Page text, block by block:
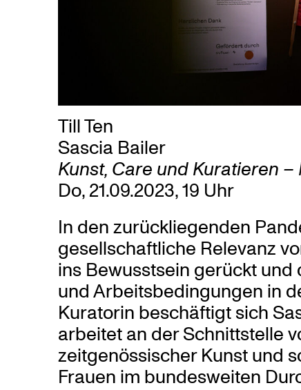
Till Ten
Sascia Bailer
Kunst, Care und Kuratieren
Do, 21.09.2023, 19 Uhr
In den zurückliegenden
gesellschaftliche Relevanz
ins Bewusstsein gerückt
und Arbeitsbedingungen in
Kuratorin beschäftigt sich
arbeitet an der Schnittstelle
zeitgenössischer Kunst und
Frauen im bundesweiten